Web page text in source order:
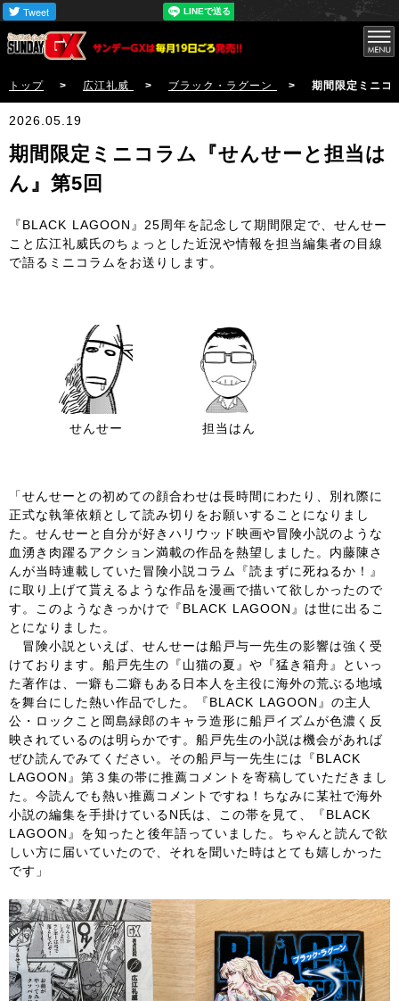
トップ > 広江礼威 > ブラック・ラグーン > 期間限定ミニコラ
2026.05.19
期間限定ミニコラム『せんせーと担当は
ん』第5回
『BLACK LAGOON』25周年を記念して期間限定で、せんせー
こと広江礼威氏のちょっとした近況や情報を担当編集者の目線
で語るミニコラムをお送りします。
せんせー 担当はん
「せんせーとの初めての顔合わせは長時間にわたり、別れ際に
正式な執筆依頼として読み切りをお願いすることになりまし
た。せんせーと自分が好きハリウッド映画や冒険小説のような
血湧き肉躍るアクション満載の作品を熱望しました。内藤陳さ
んが当時連載していた冒険小説コラム『読まずに死ねるか！』
に取り上げて貰えるような作品を漫画で描いて欲しかったので
す。このようなきっかけで『BLACK LAGOON』は世に出るこ
とになりました。
冒険小説といえば、せんせーは船戸与一先生の影響は強く受
けております。船戸先生の『山猫の夏』や『猛き箱舟』といっ
た著作は、一癖も二癖もある日本人を主役に海外の荒ぶる地域
を舞台にした熱い作品でした。『BLACK LAGOON』の主人
公・ロックこと岡島緑郎のキャラ造形に船戸イズムが色濃く反
映されているのは明らかです。船戸先生の小説は機会があれば
ぜひ読んでみてください。その船戸与一先生には『BLACK
LAGOON』第３集の帯に推薦コメントを寄稿していただきまし
た。今読んでも熱い推薦コメントですね！ちなみに某社で海外
小説の編集を手掛けているN氏は、この帯を見て、『BLACK
LAGOON』を知ったと後年語っていました。ちゃんと読んで欲
しい方に届いていたので、それを聞いた時はとても嬉しかった
です」